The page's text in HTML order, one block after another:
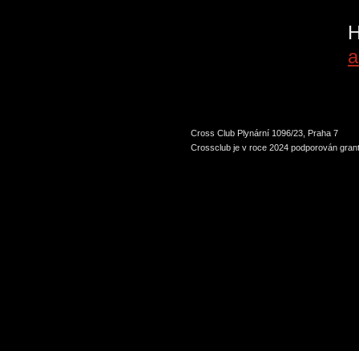
Cross Club Plynární 1096/23, Praha 7
Crossclub je v roce 2024 podporován